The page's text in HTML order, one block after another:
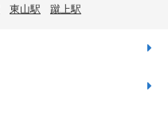
東山駅 蹴上駅